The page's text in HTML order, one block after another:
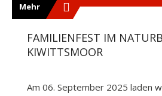
Mehr
FAMILIENFEST IM
KIWITTSMOOR
Am 06. September 2025 laden